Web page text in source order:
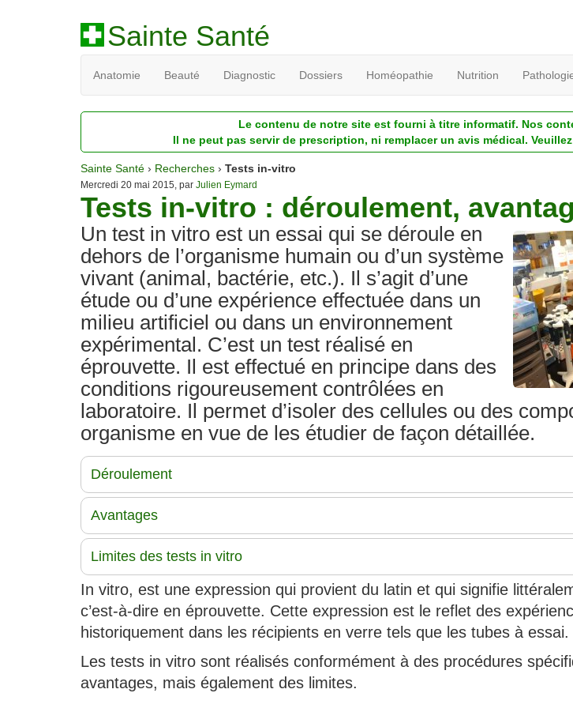
Sainte Santé
Anatomie Beauté Diagnostic Dossiers Homéopathie Nutrition
Le contenu de notre site est fourni à titre informatif. Nos
Il ne peut pas servir de prescription, ni remplacer un avis médical.
Sainte Santé › Recherches › Tests in-vitro
Mercredi 20 mai 2015, par Julien Eymard
Tests in-vitro : déroulement,
Un test in vitro est un essai qui se déroule en
dehors de l’organisme humain ou d’un système
vivant (animal, bactérie, etc.). Il s’agit d’une
étude ou d’une expérience effectuée dans un
milieu artificiel ou dans un environnement
expérimental. C’est un test réalisé en
éprouvette. Il est effectué en principe dans des
conditions rigoureusement contrôlées en
laboratoire. Il permet d’isoler des cellules ou des
organisme en vue de les étudier de façon détaillée.
Déroulement
Avantages
Limites des tests in vitro
In vitro, est une expression qui provient du latin et qui signifie
c’est-à-dire en éprouvette. Cette expression est le reflet des
historiquement dans les récipients en verre tels que les tubes à essai.
Les tests in vitro sont réalisés conformément à des procédures
avantages, mais également des limites.